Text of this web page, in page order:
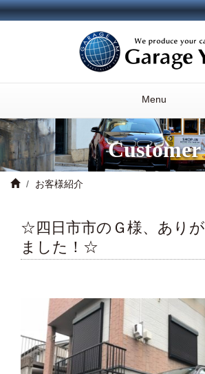
Menu
Customer
お客様紹介
☆四日市市のＧ様、あり
ました！☆